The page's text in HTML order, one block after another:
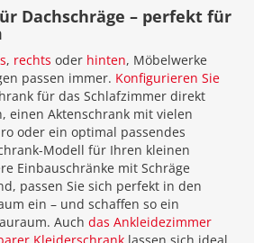
Dachschräge – perfekt für
, rechts oder hinten, Möbelwerke
passen immer. Konfigurieren Sie
für das Schlafzimmer direkt
einen Aktenschrank mit vielen
oder ein optimal passendes
Modell für Ihren kleinen
Einbauschränke mit Schräge
passen Sie sich perfekt in den
ein – und schaffen so ein
Auch das Ankleidezimmer